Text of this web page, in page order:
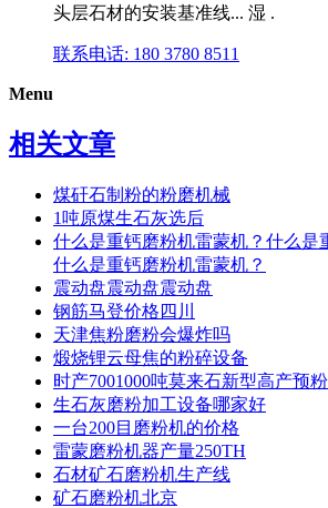
头层石材的安装基准线... 湿 .
联系电话: 180 3780 8511
Menu
相关文章
煤矸石制粉的粉磨机械
1吨原煤生石灰选后
什么是重钙磨粉机雷蒙机？什么是
什么是重钙磨粉机雷蒙机？
震动盘震动盘震动盘
钢筋马登价格四川
天津焦粉磨粉会爆炸吗
煅烧锂云母焦的粉碎设备
时产7001000吨莫来石新型高产预
生石灰磨粉加工设备哪家好
一台200目磨粉机的价格
雷蒙磨粉机器产量250TH
石材矿石磨粉机生产线
矿石磨粉机北京